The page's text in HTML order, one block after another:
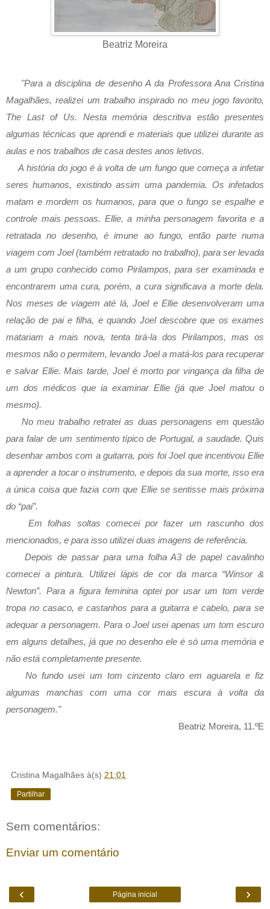
Beatriz Moreira
"Para a disciplina de desenho A da Professora Ana Cristina
The Last of Us. Nesta memória descritiva estão presentes
algumas técnicas que aprendi e materiais que utilizei durante as
aulas e nos trabalhos de casa destes anos letivos.
A história do jogo é à volta de um fungo que começa a infetar
seres humanos, existindo assim uma pandemia. Os infetados
matam e mordem os humanos, para que o fungo se espalhe e
controle mais pessoas. Ellie, a minha personagem favorita e a
retratada no desenho, é imune ao fungo, então parte numa
viagem com Joel (também retratado no trabalho), para ser levada
a um grupo conhecido como Pirilampos, para ser examinada e
encontrarem uma cura, porém, a cura significava a morte dela.
Nos meses de viagem até lá, Joel e Ellie desenvolveram uma
relação de pai e filha, e quando Joel descobre que os exames
matariam a mais nova, tenta tirá-la dos Pirilampos, mas os
mesmos não o permitem, levando Joel a matá-los para recuperar
e salvar Ellie. Mais tarde, Joel é morto por vingança da filha de
um dos médicos que ia examinar Ellie (já que Joel matou o
mesmo).
No meu trabalho retratei as duas personagens em questão
para falar de um sentimento típico de Portugal, a saudade. Quis
desenhar ambos com a guitarra, pois foi Joel que incentivou Ellie
a aprender a tocar o instrumento, e depois da sua morte, isso era
a única coisa que fazia com que Ellie se sentisse mais próxima
do “pai”.
Em folhas soltas comecei por fazer um rascunho dos
mencionados, e para isso utilizei duas imagens de referência.
Depois de passar para uma folha A3 de papel cavalinho
comecei a pintura. Utilizei lápis de cor da marca “Winsor &
Newton”. Para a figura feminina optei por usar um tom verde
tropa no casaco, e castanhos para a guitarra e cabelo, para se
adequar a personagem. Para o Joel usei apenas um tom escuro
em alguns detalhes, já que no desenho ele é só uma memória e
não está completamente presente.
No fundo usei um tom cinzento claro em aguarela e fiz
algumas manchas com uma cor mais escura à volta da
personagem."
Beatriz Moreira, 11.ºE
Cristina Magalhães à(s) 21:01
Partilhar
Sem comentários:
Enviar um comentário
‹ ›
Página inicial